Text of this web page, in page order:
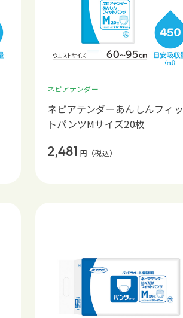
ネピアテンダー
ネピアテンダーあんしんフィッ
トパンツMサイズ20枚
2,481 円 （税込）